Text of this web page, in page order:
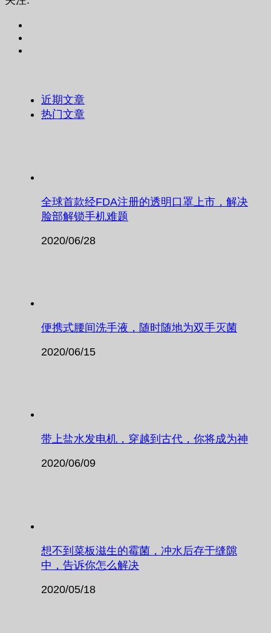
近期文章
热门文章
全球首款经FDA注册的透明口罩上市，解决
脸部解锁手机难题
2020/06/28
便携式腰间洗手液，随时随地为双手灭菌
2020/06/15
带上盐水发电机，穿越到古代，你将成为神
2020/06/09
想不到菜板滋生的霉菌，冲水后存于缝隙
中，告诉你怎么解决
2020/05/18